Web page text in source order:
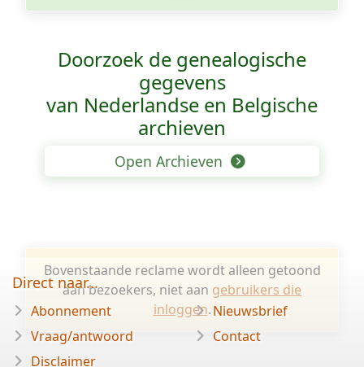
Doorzoek de genealogische
gegevens
van Nederlandse en Belgische
archieven
Open Archieven
Bovenstaande reclame wordt alleen getoond
aan bezoekers, niet aan gebruikers die
inloggen.
Direct naar...
Abonnement
Vraag/antwoord
Disclaimer
Nieuwsbrief
Contact